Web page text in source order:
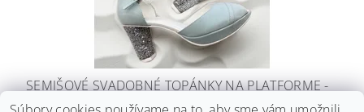
SEMIŠOVÉ SVADOBNÉ TOPÁNKY NA PLATFORME -
MENTOLOVÉ